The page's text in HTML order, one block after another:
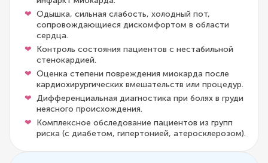
Одышка, сильная слабость, холодный пот,
сопровождающиеся дискомфортом в области
сердца.
Контроль состояния пациентов с нестабильной
стенокардией.
Оценка степени повреждения миокарда после
кардиохирургических вмешательств или процедур.
Дифференциальная диагностика при болях в груди
неясного происхождения.
Комплексное обследование пациентов из групп
риска (с диабетом, гипертонией, атеросклерозом).